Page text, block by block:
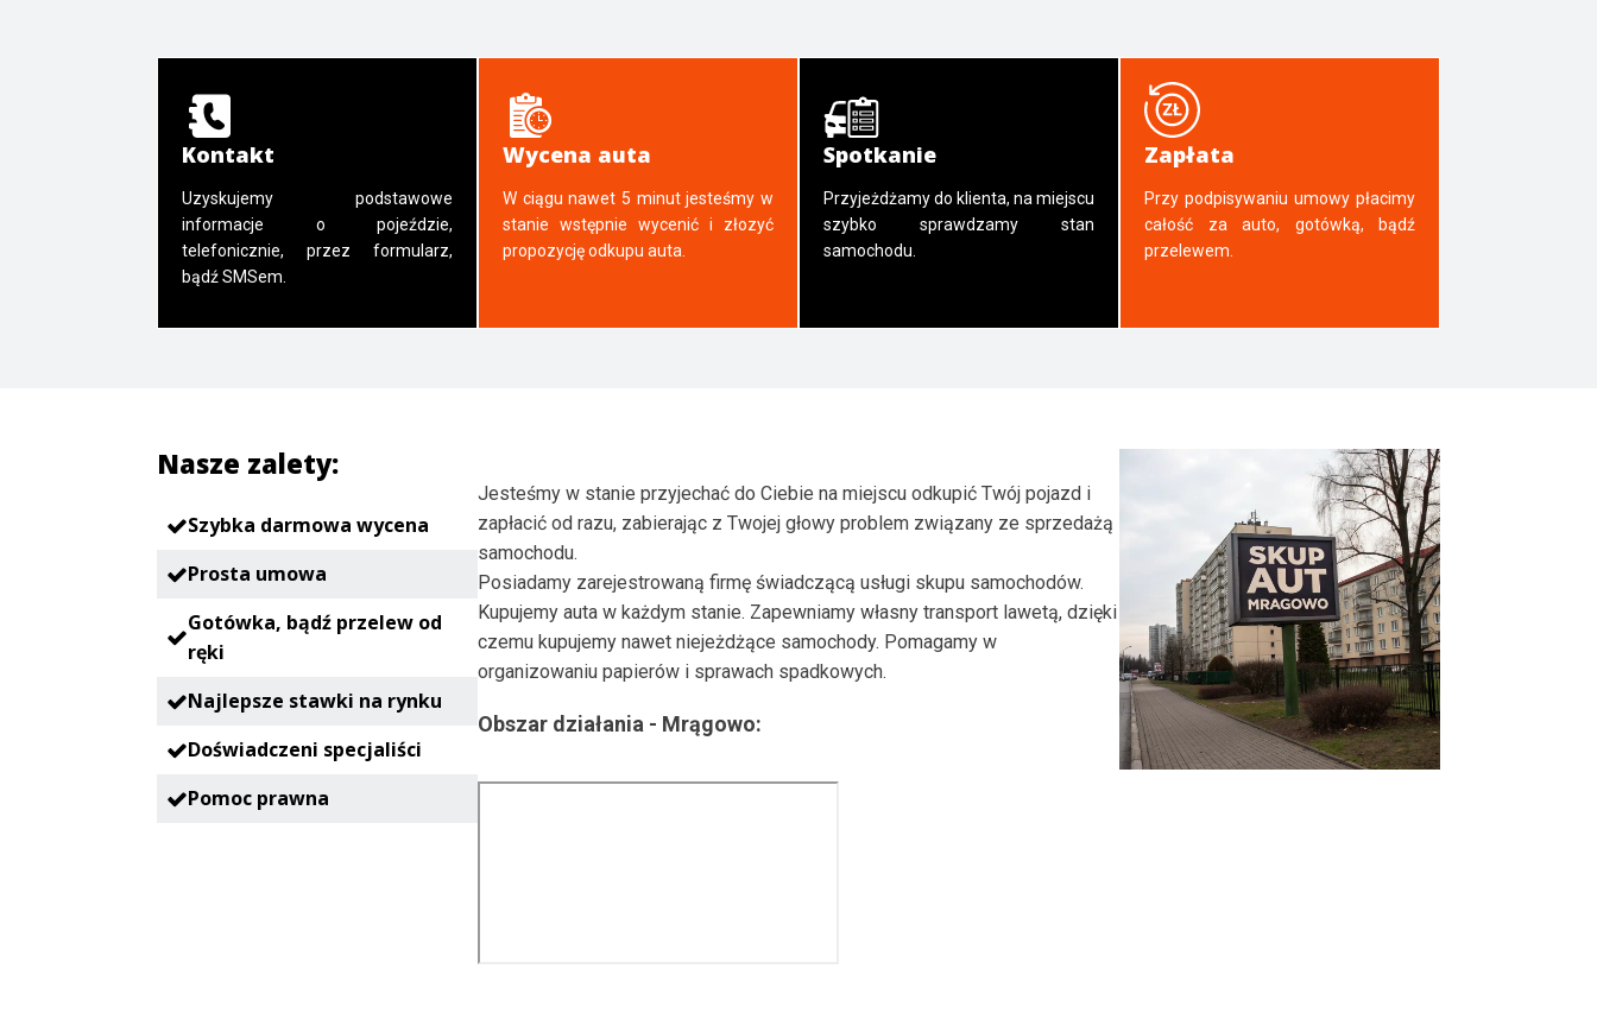
Kontakt
Uzyskujemy podstawowe
informacje o pojeździe,
telefonicznie, przez formularz,
bądź SMSem.
Wycena auta
W ciągu nawet 5 minut jesteśmy w
stanie wstępnie wycenić i złozyć
propozycję odkupu auta.
Spotkanie
Przyjeżdżamy do klienta, na miejscu
szybko sprawdzamy stan
samochodu.
Zapłata
Przy podpisywaniu umowy płacimy
całość za auto, gotówką, bądź
przelewem.
Nasze zalety:
Szybka darmowa wycena
Prosta umowa
Gotówka, bądź przelew od
ręki
Najlepsze stawki na rynku
Doświadczeni specjaliści
Pomoc prawna
Jesteśmy w stanie przyjechać do Ciebie na miejscu odkupić Twój pojazd i
zapłacić od razu, zabierając z Twojej głowy problem związany ze sprzedażą
samochodu.
Posiadamy zarejestrowaną firmę świadczącą usługi skupu samochodów.
Kupujemy auta w każdym stanie. Zapewniamy własny transport lawetą, dzięki
czemu kupujemy nawet niejeżdżące samochody. Pomagamy w
organizowaniu papierów i sprawach spadkowych.
Obszar działania - Mrągowo: